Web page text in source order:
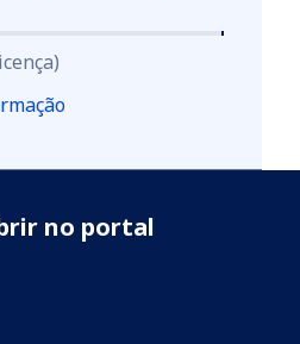
no portal